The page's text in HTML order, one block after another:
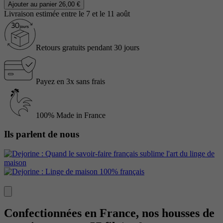
Ajouter au panier 26,00 €
Livraison estimée entre le 7 et le 11 août
Retours gratuits pendant 30 jours
Payez en 3x sans frais
100% Made in France
Ils parlent de nous
Confectionnées en France, nos housses de